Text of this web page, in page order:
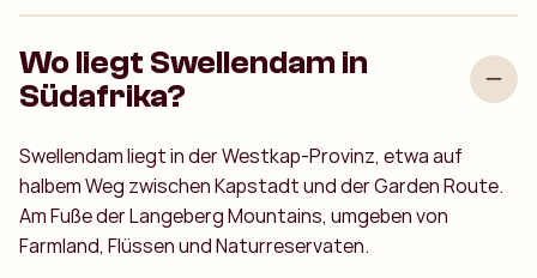
Wo liegt Swellendam in
Südafrika?
Swellendam liegt in der Westkap-Provinz, etwa auf
halbem Weg zwischen Kapstadt und der Garden Route.
Am Fuße der Langeberg Mountains, umgeben von
Farmland, Flüssen und Naturreservaten.